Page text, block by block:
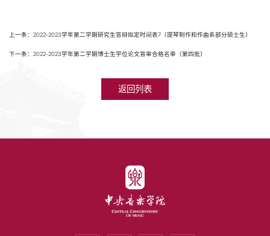
上一条：2022-2023学年第二学期研究生答辩拟定时间表7（提琴制作和作曲系部分硕士生）
下一条：2022-2023学年第二学期博士生学位论文盲审合格名单（第四批）
返回列表